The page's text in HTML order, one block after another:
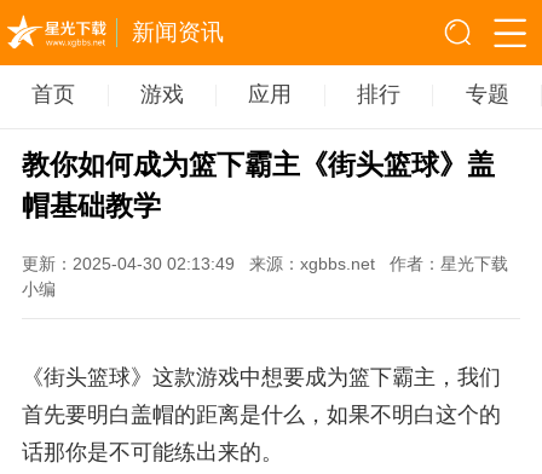
新闻资讯
首页 游戏 应用 排行 专题
教你如何成为篮下霸主《街头篮球》盖
帽基础教学
更新：2025-04-30 02:13:49 来源：xgbbs.net
作者：星光下载
小编
《街头篮球》这款游戏中想要成为篮下霸主，我们
首先要明白盖帽的距离是什么，如果不明白这个的
话那你是不可能练出来的。